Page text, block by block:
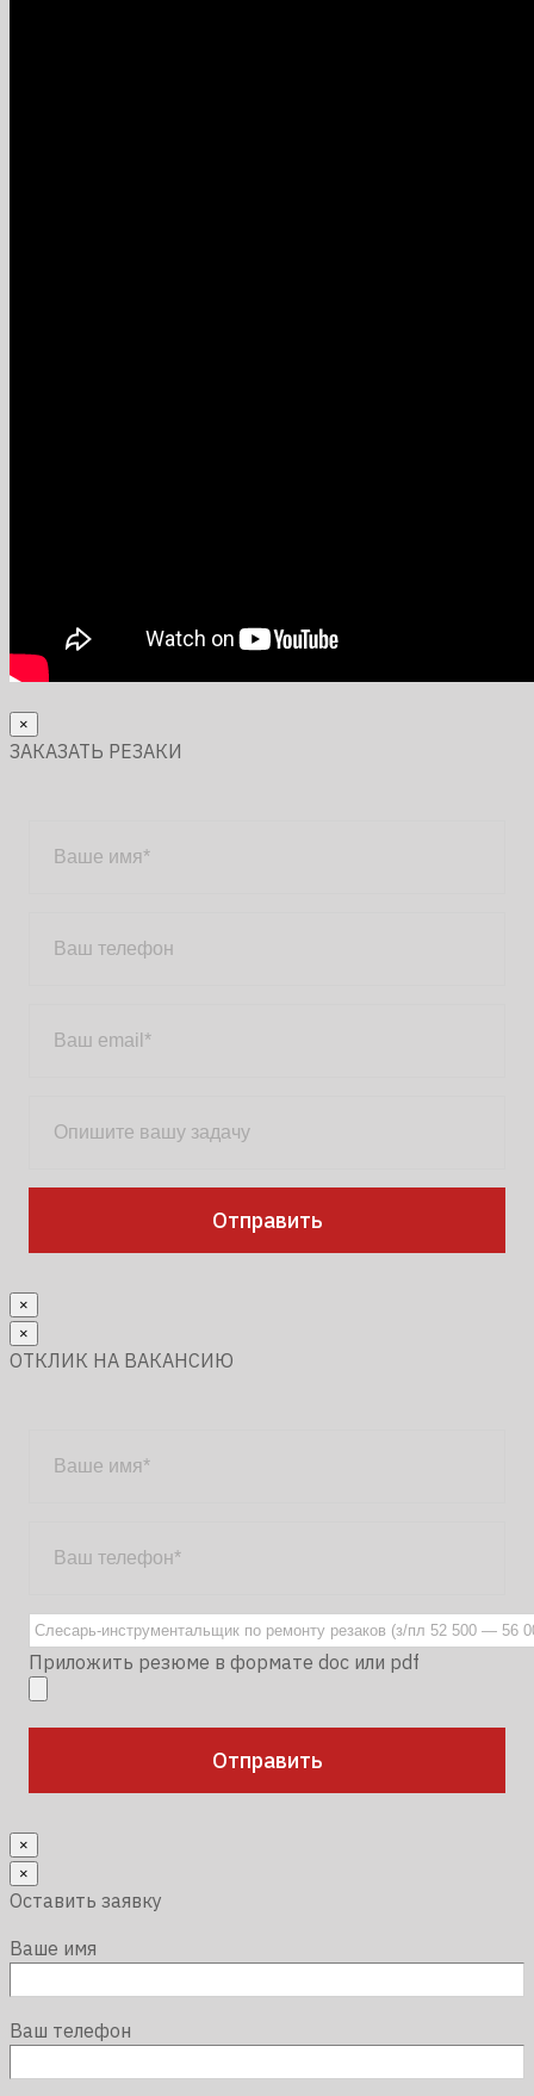
×
ЗАКАЗАТЬ РЕЗАКИ
×
×
ОТКЛИК НА ВАКАНСИЮ
Приложить резюме в формате doc или pdf
×
×
Оставить заявку
Ваше имя
Ваш телефон